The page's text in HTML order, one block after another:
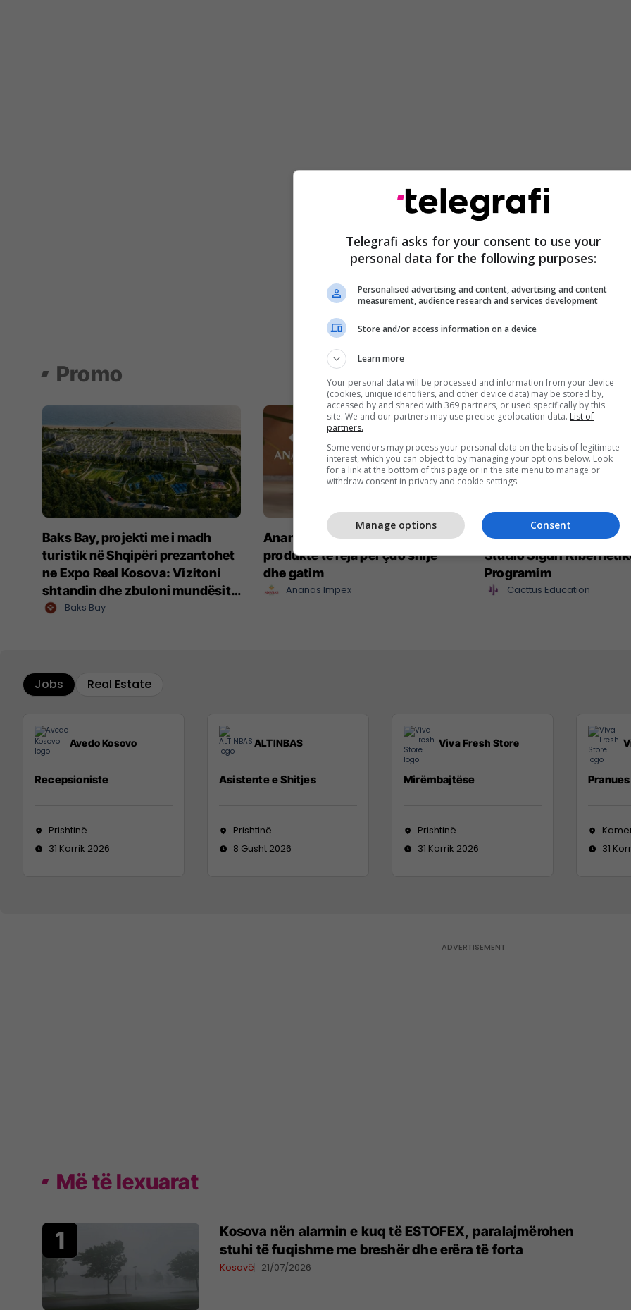
Promo
Baks Bay, projekti me i madh
turistik në Shqipëri prezantohet
ne Expo Real Kosova: Vizitoni
shtandin dhe zbuloni mundësitë
e investimit
Baks Bay
Ananas Impex sjell në treg
produkte të reja për çdo shije
dhe gatim
Ananas Impex
Maturant, puno nga
Studio Siguri
Programim
Cacttus Education
Jobs Real Estate
Avedo Kosovo
Recepsioniste
Prishtinë
31 Korrik 2026
ALTINBAS
Asistente e Shitjes
Prishtinë
8 Gusht 2026
Viva Fresh Store
Mirëmbajtëse
Prishtinë
31 Korrik 2026
31
Më të lexuarat
Kosova nën alarmin e kuq të ESTOFEX, paralajmërohen
stuhi të fuqishme me breshër dhe erëra të forta
Kosovë 21/07/2026
Telegrafi asks for your consent to use your
personal data for the following purposes:
Personalised advertising and content, advertising and content
measurement, audience research and services development
Store and/or access information on a device
Learn more
Your personal data will be processed and information from your device
(cookies, unique identifiers, and other device data) may be stored by,
accessed by and shared with 369 partners, or used specifically by this
site. We and our partners may use precise geolocation data. List of
partners.
Some vendors may process your personal data on the basis of legitimate
interest, which you can object to by managing your options below. Look
for a link at the bottom of this page or in the site menu to manage or
withdraw consent in privacy and cookie settings.
Consent
Manage options